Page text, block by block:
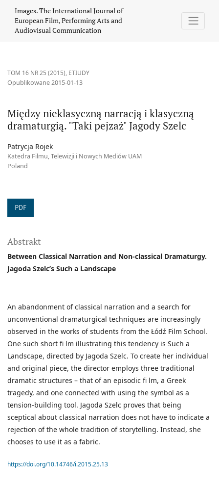
Images. The International Journal of
European Film, Performing Arts and
Audiovisual Communication
TOM 16 NR 25 (2015), ETIUDY
Między nieklasyczną narracją i klasyczną
dramaturgią. "Taki pejzaż" Jagody Szelc
Opublikowane 2015-01-13
Patrycja Rojek
Katedra Filmu, Telewizji i Nowych Mediów UAM
Poland
PDF
Abstrakt
Between Classical Narration and Non-classical Dramaturgy.
Jagoda Szelc’s Such a Landscape
An abandonment of classical narration and a search for
unconventional dramaturgical techniques are increasingly
observed in the works of students from the Łódź Film School.
One such short fi lm illustrating this tendency is Such a
Landscape, directed by Jagoda Szelc. To create her individual
and original piece, the director employs three traditional
dramatic structures – that of an episodic fi lm, a Greek
tragedy, and one connected with using the symbol as a
tension-building tool. Jagoda Szelc proves that being
sceptical about classical narration does not have to indicate a
rejection of the whole tradition of storytelling. Instead, she
chooses to use it as a fabric.
https://doi.org/10.14746/i.2015.25.13